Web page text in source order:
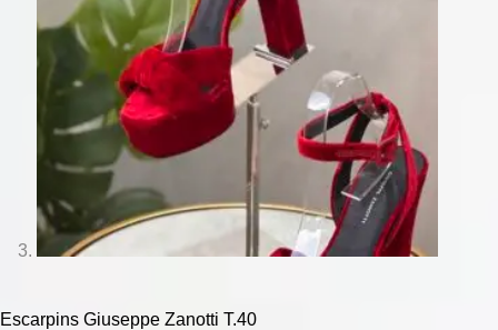
Escarpins Giuseppe Zanotti T.40